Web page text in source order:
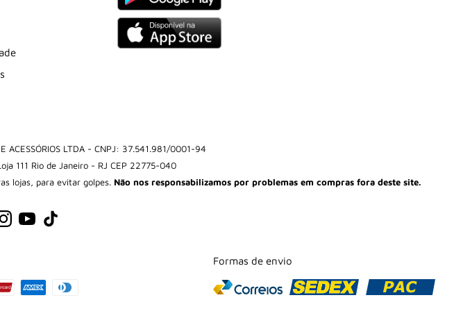
E ACESSÓRIOS LTDA - CNPJ: 37.541.981/0001-94
111 Rio de Janeiro - RJ CEP 22775-040
lojas, para evitar golpes. Não nos responsabilizamos por problemas em compras fora deste site.
Formas de envio